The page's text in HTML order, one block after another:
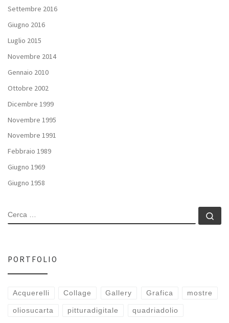
Settembre 2016
Giugno 2016
Luglio 2015
Novembre 2014
Gennaio 2010
Ottobre 2002
Dicembre 1999
Novembre 1995
Novembre 1991
Febbraio 1989
Giugno 1969
Giugno 1958
CERCA
PORTFOLIO
Acquerelli Collage Gallery Grafica mostre
oliosucarta pitturadigitale quadriadolio